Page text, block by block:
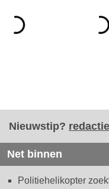
Nieuwstip?
Net binnen
Politiehelikopter